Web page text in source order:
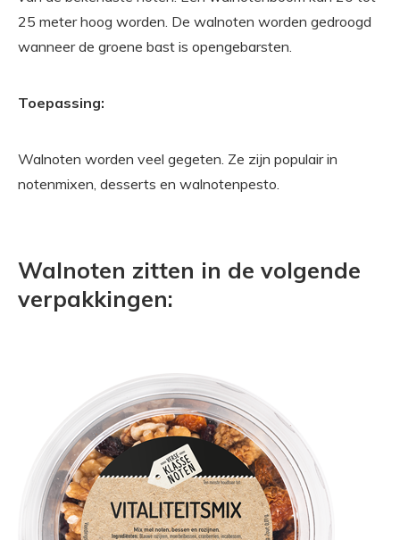
25 meter hoog worden. De walnoten worden gedroogd
wanneer de groene bast is opengebarsten.
Toepassing:
Walnoten worden veel gegeten. Ze zijn populair in
notenmixen, desserts en walnotenpesto.
Walnoten zitten in de volgende
verpakkingen: